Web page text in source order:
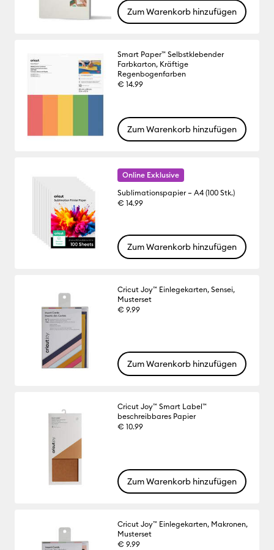
Zum Warenkorb hinzufügen
Smart Paper™ Selbstklebender
Farbkarton, Kräftige
Regenbogenfarben
€ 14.99
Zum Warenkorb hinzufügen
Online Exklusive
Sublimationspapier – A4 (100 Stk.)
€ 14.99
Zum Warenkorb hinzufügen
Cricut Joy™ Einlegekarten, Sensei,
Musterset
€ 9.99
Zum Warenkorb hinzufügen
Cricut Joy™ Smart Label™
beschreibbares Papier
€ 10.99
Zum Warenkorb hinzufügen
Cricut Joy™ Einlegekarten, Makronen,
Musterset
€ 9.99